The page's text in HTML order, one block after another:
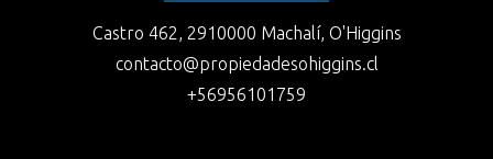
Castro 462, 2910000 Machalí, O'Higgins
contacto@propiedadesohiggins.cl
+56956101759